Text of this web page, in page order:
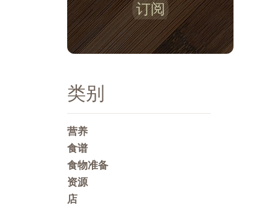
订阅
类别
营养
食谱
食物准备
资源
店